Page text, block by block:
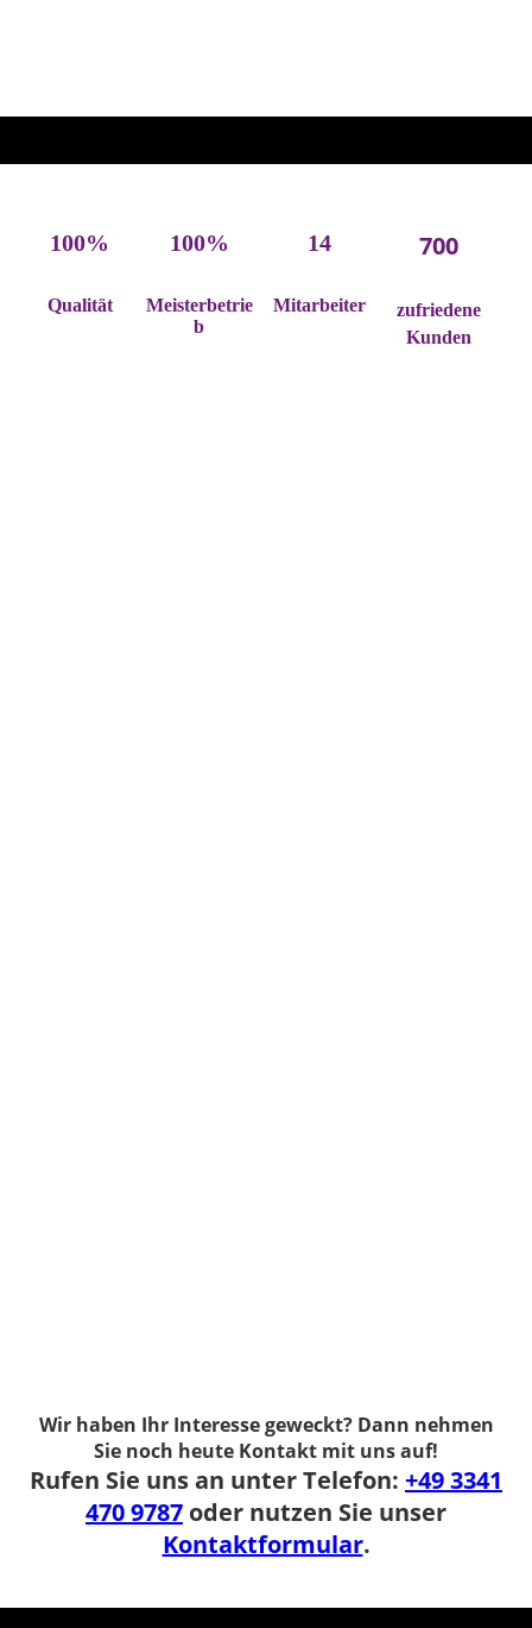
100% 100% 14 700
Qualität
Meisterbetrie
b
Mitarbeiter
zufriedene
Kunden
Wir haben Ihr Interesse geweckt? Dann nehmen
Sie noch heute Kontakt mit uns auf!
Rufen Sie uns an unter Telefon: +49 3341
470 9787 oder nutzen Sie unser
Kontaktformular.